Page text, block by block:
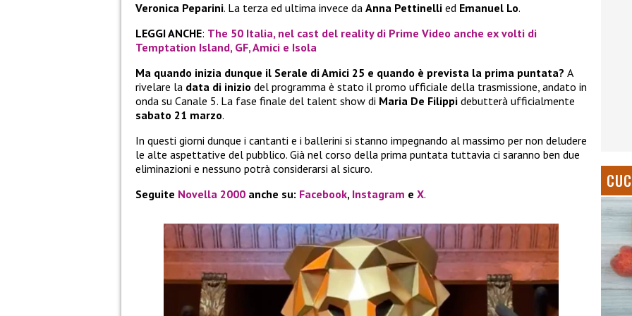
Veronica Peparini. La terza ed ultima invece da Anna Pettinelli ed Emanuel Lo.
LEGGI ANCHE: The 50 Italia, nel cast del reality di Prime Video anche ex volti di
Temptation Island, GF, Amici e Isola
Ma quando inizia dunque il Serale di Amici 25 e quando è prevista la prima puntata? A
rivelare la data di inizio del programma è stato il promo ufficiale della trasmissione, andato in
onda su Canale 5. La fase finale del talent show di Maria De Filippi debutterà ufficialmente
sabato 21 marzo.
In questi giorni dunque i cantanti e i ballerini si stanno impegnando al massimo per non deludere
le alte aspettative del pubblico. Già nel corso della prima puntata tuttavia ci saranno ben due
eliminazioni e nessuno potrà considerarsi al sicuro.
Seguite Novella 2000 anche su: Facebook, Instagram e X.